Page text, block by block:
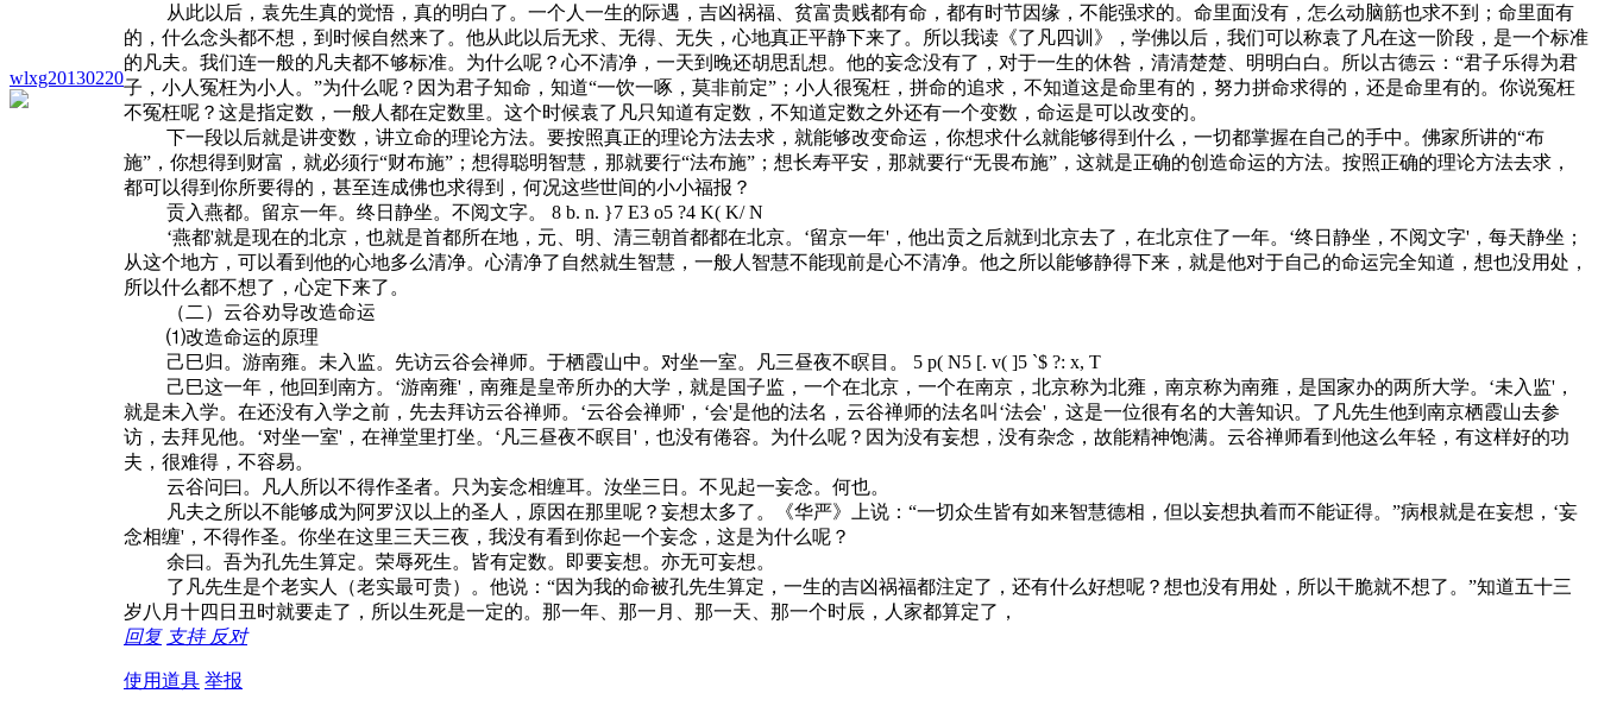
wlxg20130220
从此以后，袁先生真的觉悟，真的明白了。一个人一生的际遇，吉凶祸福、贫富贵贱都有命，都有时节因缘，不能强求的。命里面没有，怎么动脑筋也求不到；命里面有
的，什么念头都不想，到时候自然来了。他从此以后无求、无得、无失，心地真正平静下来了。所以我读《了凡四训》，学佛以后，我们可以称袁了凡在这一阶段，是一个标准
的凡夫。我们连一般的凡夫都不够标准。为什么呢？心不清净，一天到晚还胡思乱想。他的妄念没有了，对于一生的休咎，清清楚楚、明明白白。所以古德云：“君子乐得为君
子，小人冤枉为小人。”为什么呢？因为君子知命，知道“一饮一啄，莫非前定”；小人很冤枉，拼命的追求，不知道这是命里有的，努力拼命求得的，还是命里有的。你说冤枉
不冤枉呢？这是指定数，一般人都在定数里。这个时候袁了凡只知道有定数，不知道定数之外还有一个变数，命运是可以改变的。
下一段以后就是讲变数，讲立命的理论方法。要按照真正的理论方法去求，就能够改变命运，你想求什么就能够得到什么，一切都掌握在自己的手中。佛家所讲的“布
施”，你想得到财富，就必须行“财布施”；想得聪明智慧，那就要行“法布施”；想长寿平安，那就要行“无畏布施”，这就是正确的创造命运的方法。按照正确的理论方法去求，
都可以得到你所要得的，甚至连成佛也求得到，何况这些世间的小小福报？
贡入燕都。留京一年。终日静坐。不阅文字。 8 b. n. }7 E3 o5 ?4 K( K/ N
‘燕都'就是现在的北京，也就是首都所在地，元、明、清三朝首都都在北京。‘留京一年'，他出贡之后就到北京去了，在北京住了一年。‘终日静坐，不阅文字'，每天静坐；
从这个地方，可以看到他的心地多么清净。心清净了自然就生智慧，一般人智慧不能现前是心不清净。他之所以能够静得下来，就是他对于自己的命运完全知道，想也没用处，
所以什么都不想了，心定下来了。
（二）云谷劝导改造命运
⑴改造命运的原理
己巳归。游南雍。未入监。先访云谷会禅师。于栖霞山中。对坐一室。凡三昼夜不瞑目。 5 p( N5 [. v( ]5 `$ ?: x, T
己巳这一年，他回到南方。‘游南雍'，南雍是皇帝所办的大学，就是国子监，一个在北京，一个在南京，北京称为北雍，南京称为南雍，是国家办的两所大学。‘未入监'，
就是未入学。在还没有入学之前，先去拜访云谷禅师。‘云谷会禅师'，‘会'是他的法名，云谷禅师的法名叫‘法会'，这是一位很有名的大善知识。了凡先生他到南京栖霞山去参
访，去拜见他。‘对坐一室'，在禅堂里打坐。‘凡三昼夜不瞑目'，也没有倦容。为什么呢？因为没有妄想，没有杂念，故能精神饱满。云谷禅师看到他这么年轻，有这样好的功
夫，很难得，不容易。
云谷问曰。凡人所以不得作圣者。只为妄念相缠耳。汝坐三日。不见起一妄念。何也。
凡夫之所以不能够成为阿罗汉以上的圣人，原因在那里呢？妄想太多了。《华严》上说：“一切众生皆有如来智慧德相，但以妄想执着而不能证得。”病根就是在妄想，‘妄
念相缠'，不得作圣。你坐在这里三天三夜，我没有看到你起一个妄念，这是为什么呢？
余曰。吾为孔先生算定。荣辱死生。皆有定数。即要妄想。亦无可妄想。
了凡先生是个老实人（老实最可贵）。他说：“因为我的命被孔先生算定，一生的吉凶祸福都注定了，还有什么好想呢？想也没有用处，所以干脆就不想了。”知道五十三
岁八月十四日丑时就要走了，所以生死是一定的。那一年、那一月、那一天、那一个时辰，人家都算定了，
回复 支持 反对
使用道具 举报